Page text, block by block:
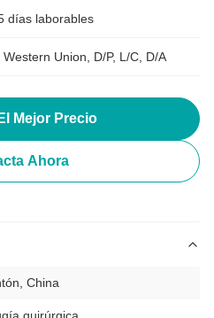
días laborables
Western Union, D/P, L/C, D/A
Mejor Precio
Ahora
China